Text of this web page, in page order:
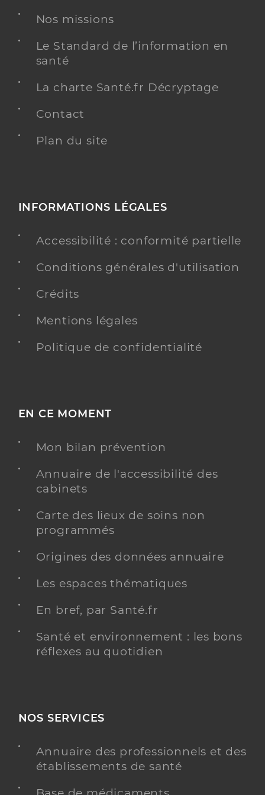
Nos missions
Le Standard de l’information en
santé
La charte Santé.fr Décryptage
Contact
Plan du site
INFORMATIONS LÉGALES
Accessibilité : conformité partielle
Conditions générales d'utilisation
Crédits
Mentions légales
Politique de confidentialité
EN CE MOMENT
Mon bilan prévention
Annuaire de l'accessibilité des
cabinets
Carte des lieux de soins non
programmés
Origines des données annuaire
Les espaces thématiques
En bref, par Santé.fr
Santé et environnement : les bons
réflexes au quotidien
NOS SERVICES
Annuaire des professionnels et des
établissements de santé